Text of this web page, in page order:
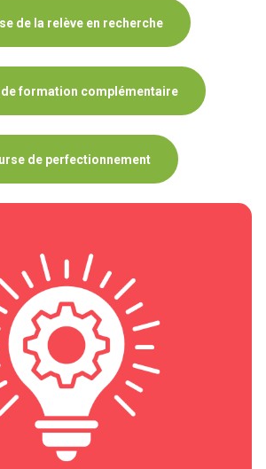
de la relève en recherche
formation complémentaire
de perfectionnement